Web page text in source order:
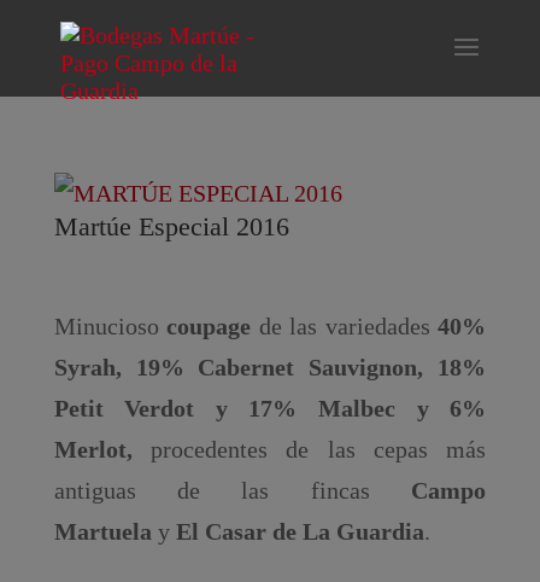
Martúe Especial 2016
Minucioso coupage de las variedades40%
Syrah, 19% Cabernet Sauvignon, 18%
Petit Verdot y 17% Malbec y 6%
Merlot, procedentes de las cepas más
antiguas de las fincas Campo
Martuela y El Casar de La Guardia.